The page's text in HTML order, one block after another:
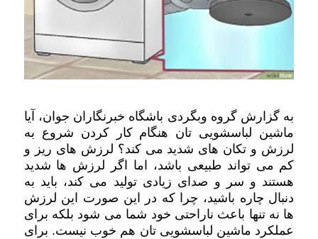
به گزارش گروه وبگردی باشگاه خبرنگاران جوان، آیا
ماشین لباسشویی تان هنگام کار کردن شروع به
لرزش و تکان های شدید می کند؟ لرزش های ریز و
کم می تواند طبیعی باشد، اما اگر لرزش ها شدید
هستند و سر و صدای زیادی تولید می کند، باید به
دنبال چاره باشید، چرا که در این صورت این لرزش
ها نه تنها باعث ناراحتی خود شما می شود بلکه برای
عملکرد ماشین لباسشویی تان هم خوب نیست. برای